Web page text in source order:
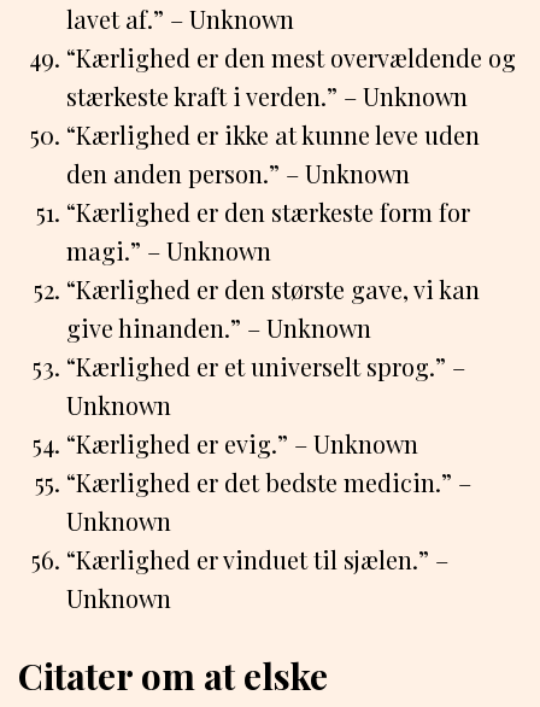
lavet af.” – Unknown
“Kærlighed er den mest overvældende og
stærkeste kraft i verden.” – Unknown
“Kærlighed er ikke at kunne leve uden
den anden person.” – Unknown
“Kærlighed er den stærkeste form for
magi.” – Unknown
“Kærlighed er den største gave, vi kan
give hinanden.” – Unknown
“Kærlighed er et universelt sprog.” –
Unknown
“Kærlighed er evig.” – Unknown
“Kærlighed er det bedste medicin.” –
Unknown
“Kærlighed er vinduet til sjælen.” –
Unknown
Citater om at elske